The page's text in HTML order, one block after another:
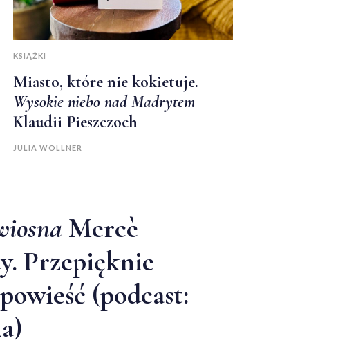
KSIĄŻKI
Miasto, które nie kokietuje.
Wysokie niebo nad Madrytem
Klaudii Pieszczoch
JULIA WOLLNER
Mercè
Przepięknie
(podcast: